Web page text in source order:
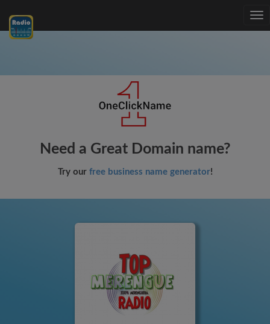
Need a Great Domain name?
Try our free business name generator!